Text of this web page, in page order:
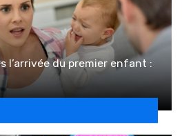
l’arrivée du premier enfant :